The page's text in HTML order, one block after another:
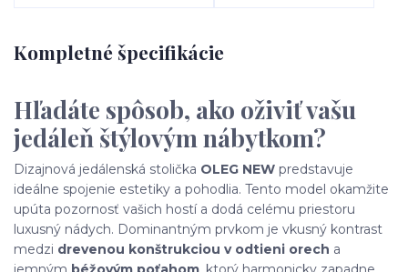
Kompletné špecifikácie
Hľadáte spôsob, ako oživiť vašu
jedáleň štýlovým nábytkom?
Dizajnová jedálenská stolička OLEG NEW predstavuje
ideálne spojenie estetiky a pohodlia. Tento model okamžite
upúta pozornosť vašich hostí a dodá celému priestoru
luxusný nádych. Dominantným prvkom je vkusný kontrast
medzi drevenou konštrukciou v odtieni orech a